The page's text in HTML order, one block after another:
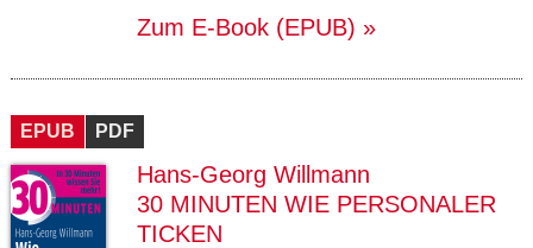
Zum E-Book (EPUB)
EPUB PDF
Hans-Georg Willmann
30 MINUTEN WIE PERSONALER
TICKEN